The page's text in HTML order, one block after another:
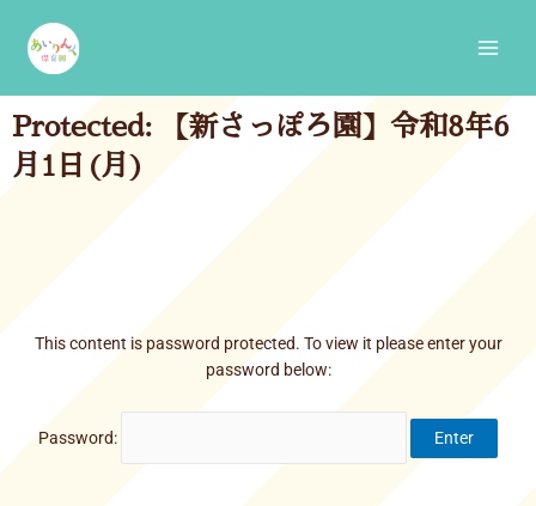
content
Protected: 【新さっぽろ園】令和8年6
月1日(月)
This content is password protected. To view it please enter your
password below:
Password: